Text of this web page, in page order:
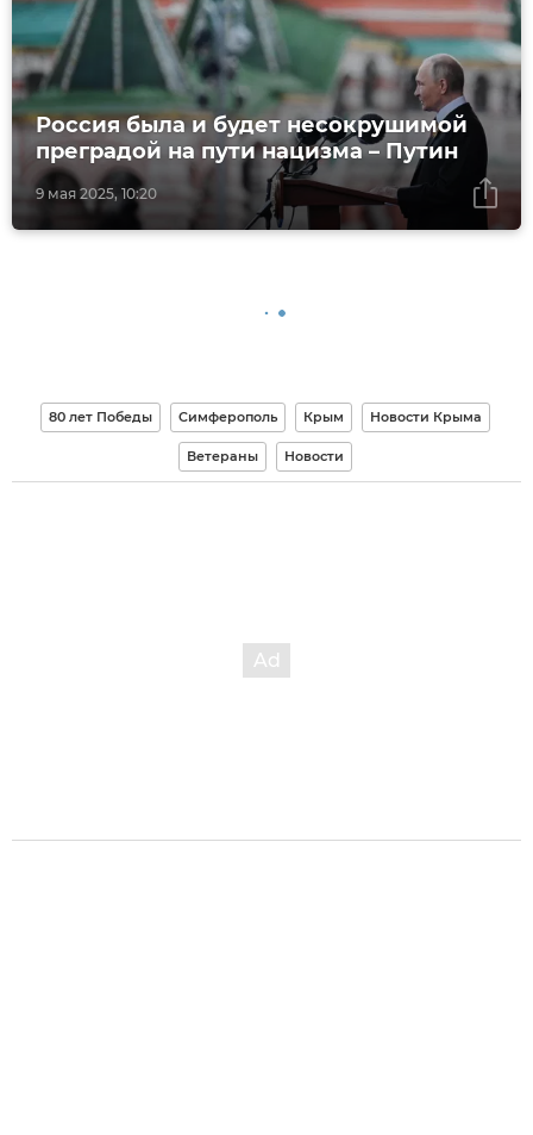
9 мая 2025, 10:20
Россия была и будет несокрушимой
преградой на пути нацизма – Путин
80 лет Победы Симферополь Крым Новости Крыма
Ветераны Новости